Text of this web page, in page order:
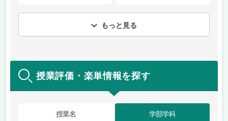
もっと見る
授業評価・楽単情報を探す
授業名 学部学科